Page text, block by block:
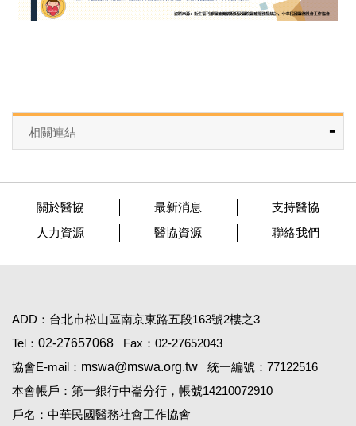
相關連結
關於醫協 最新消息
支持醫協
人力資源
醫協資源 聯絡我們
ADD：台北市松山區南京東路五段163號2樓之3
Tel： 02-27657068
Fax：02-27652043
協會E-mail： mswa@mswa.org.tw
統一編號：77122516
本會帳戶：第一銀行中崙分行，帳號14210072910
戶名：中華民國醫務社會工作協會